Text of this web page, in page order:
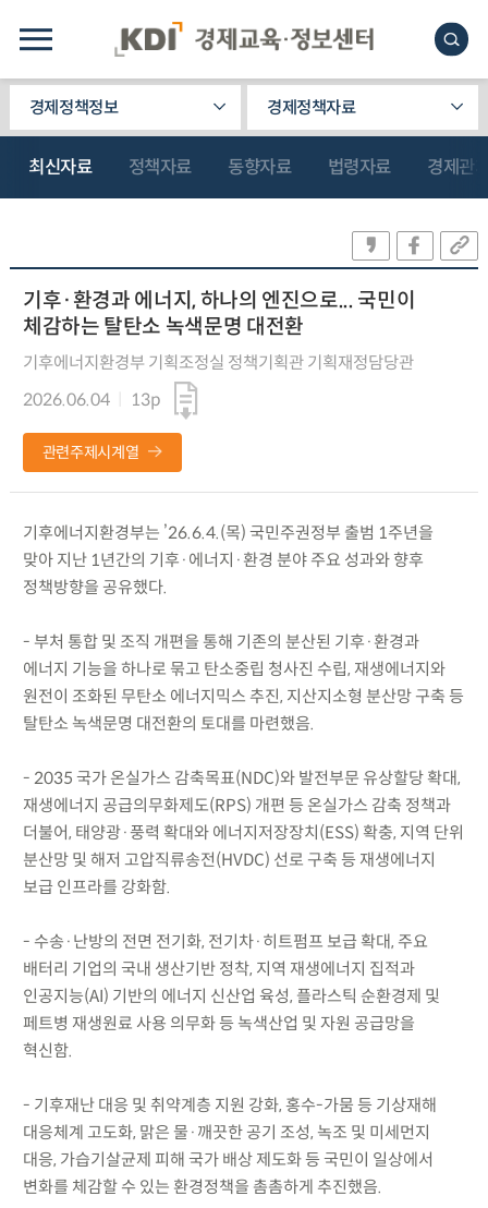
경제정책정보 경제정책자료
최신자료 정책자료 동향자료 법령자료 경제관
기후·환경과 에너지, 하나의 엔진으로... 국민이
체감하는 탈탄소 녹색문명 대전환
기후에너지환경부 기획조정실 정책기획관 기획재정담당관
2026.06.04
13p
관련주제시계열
기후에너지환경부는 ’26.6.4.(목) 국민주권정부 출범 1주년을
맞아 지난 1년간의 기후·에너지·환경 분야 주요 성과와 향후
정책방향을 공유했다.
- 부처 통합 및 조직 개편을 통해 기존의 분산된 기후·환경과
에너지 기능을 하나로 묶고 탄소중립 청사진 수립, 재생에너지와
원전이 조화된 무탄소 에너지믹스 추진, 지산지소형 분산망 구축 등
탈탄소 녹색문명 대전환의 토대를 마련했음.
- 2035 국가 온실가스 감축목표(NDC)와 발전부문 유상할당 확대,
재생에너지 공급의무화제도(RPS) 개편 등 온실가스 감축 정책과
더불어, 태양광·풍력 확대와 에너지저장장치(ESS) 확충, 지역 단위
분산망 및 해저 고압직류송전(HVDC) 선로 구축 등 재생에너지
보급 인프라를 강화함.
- 수송·난방의 전면 전기화, 전기차·히트펌프 보급 확대, 주요
배터리 기업의 국내 생산기반 정착, 지역 재생에너지 집적과
인공지능(AI) 기반의 에너지 신산업 육성, 플라스틱 순환경제 및
페트병 재생원료 사용 의무화 등 녹색산업 및 자원 공급망을
혁신함.
- 기후재난 대응 및 취약계층 지원 강화, 홍수-가뭄 등 기상재해
대응체계 고도화, 맑은 물·깨끗한 공기 조성, 녹조 및 미세먼지
대응, 가습기살균제 피해 국가 배상 제도화 등 국민이 일상에서
변화를 체감할 수 있는 환경정책을 촘촘하게 추진했음.